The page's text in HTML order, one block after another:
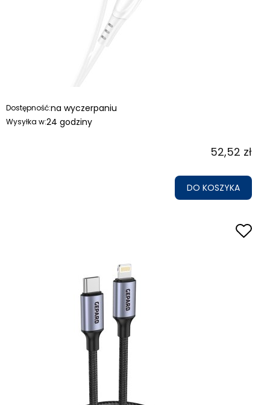
Dostępność:na wyczerpaniu
Wysyłka w:24 godziny
52,52 zł
DO KOSZYKA